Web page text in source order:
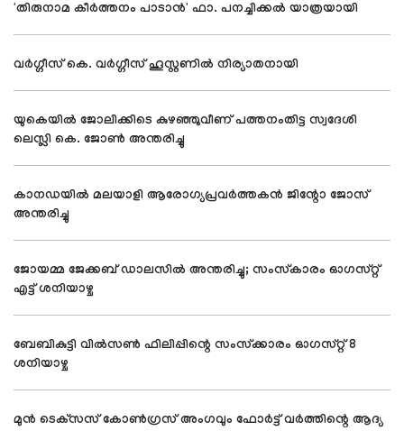
'തിരുനാമ കീര്‍ത്തനം പാടാന്‍' ഫാ. പനച്ചിക്കല്‍ യാത്രയായി
വര്‍ഗ്ഗീസ് കെ. വര്‍ഗ്ഗീസ് ഹൂസ്റ്റണില്‍ നിര്യാതനായി
യുകെയില്‍ ജോലിക്കിടെ കുഴഞ്ഞുവീണ് പത്തനംതിട്ട സ്വദേശി
ലെസ്ലി കെ. ജോണ്‍ അന്തരിച്ചു
കാനഡയില്‍ മലയാളി ആരോഗ്യപ്രവര്‍ത്തകന്‍ ജിന്റോ ജോസ്
അന്തരിച്ചു
ജോയമ്മ ജേക്കബ് ഡാലസില്‍ അന്തരിച്ചു; സംസ്‌കാരം ഓഗസ്റ്റ്
എട്ട് ശനിയാഴ്ച
ബേബികുട്ടി വില്‍സണ്‍ ഫിലിപ്പിന്റെ സംസ്‌ക്കാരം ഓഗസ്റ്റ് 8
ശനിയാഴ്ച
മുന്‍ ടെക്‌സസ് കോണ്‍ഗ്രസ് അംഗവും ഫോര്‍ട്ട് വര്‍ത്തിന്റെ ആദ്യ